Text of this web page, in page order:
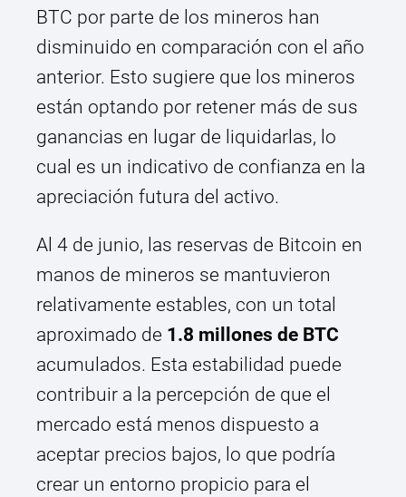
BTC por parte de los mineros han
disminuido en comparación con el año
anterior. Esto sugiere que los mineros
están optando por retener más de sus
ganancias en lugar de liquidarlas, lo
cual es un indicativo de confianza en la
apreciación futura del activo.
Al 4 de junio, las reservas de Bitcoin en
manos de mineros se mantuvieron
relativamente estables, con un total
aproximado de 1.8 millones de BTC
acumulados. Esta estabilidad puede
contribuir a la percepción de que el
mercado está menos dispuesto a
aceptar precios bajos, lo que podría
crear un entorno propicio para el